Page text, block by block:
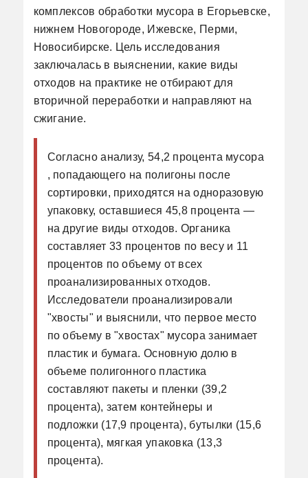
комплексов обработки мусора в Егорьевске,
нижнем Новогороде, Ижевске, Перми,
Новосибирске. Цель исследования
заключалась в выяснении, какие виды
отходов на практике не отбирают для
вторичной переработки и направляют на
сжигание.
Согласно анализу, 54,2 процента мусора
, попадающего на полигоны после
сортировки, приходятся на одноразовую
упаковку, оставшиеся 45,8 процента —
на другие виды отходов. Органика
составляет 33 процентов по весу и 11
процентов по объему от всех
проанализированных отходов.
Исследователи проанализировали
"хвосты" и выяснили, что первое место
по объему в "хвостах" мусора занимает
пластик и бумага. Основную долю в
объеме полигонного пластика
составляют пакеты и пленки (39,2
процента), затем контейнеры и
подложки (17,9 процента), бутылки (15,6
процента), мягкая упаковка (13,3
процента).